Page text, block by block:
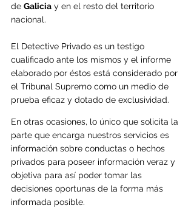
de Galicia y en el resto del territorio
nacional.
El Detective Privado es un testigo
cualificado ante los mismos y el informe
elaborado por éstos está considerado por
el Tribunal Supremo como un medio de
prueba eficaz y dotado de exclusividad.
En otras ocasiones, lo único que solicita la
parte que encarga nuestros servicios es
información sobre conductas o hechos
privados para poseer información veraz y
objetiva para así poder tomar las
decisiones oportunas de la forma más
informada posible.